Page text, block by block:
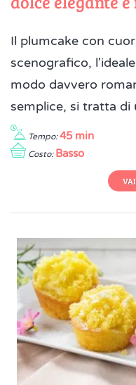
Il plumcake con
scenografico,
modo davvero
semplice, si tratta di
Tempo: 45 min
Costo: Basso